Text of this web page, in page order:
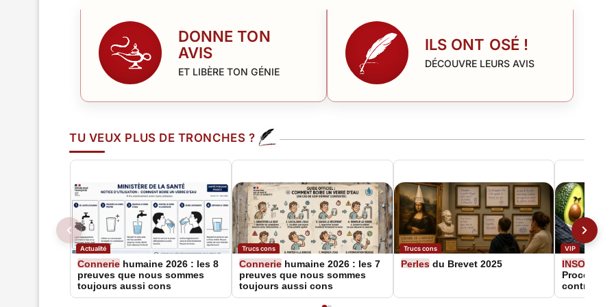
DONNE TON
AVIS
ET LIBÈRE TON GÉNIE
ILS ONT OSÉ !
DÉCOUVRE LEURS AVIS
TU VEUX PLUS DE TRONCHES ?
Actualité
Connerie humaine 2026 : les 8
preuves que nous sommes
toujours aussi cons
Trucs cons
Conneriehumaine 2026 : les 7
preuves que nous sommes
toujours aussi cons
Trucs cons
Perles du Brevet 2025
VIP
INSOLITE
Procès
contre 1